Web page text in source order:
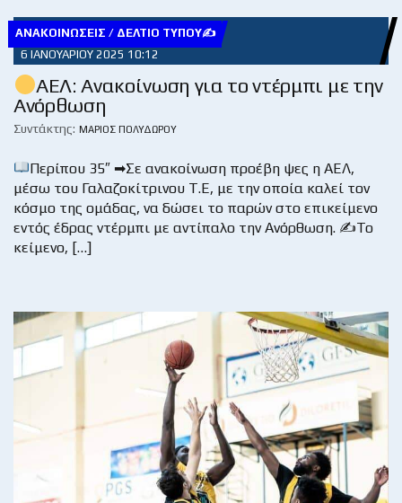
ΑΝΑΚΟΙΝΏΣΕΙΣ / ΔΕΛΤΊΟ ΤΎΠΟΥ✍
6 ΙΑΝΟΥΑΡΊΟΥ 2025 10:12
ΑΕΛ: Ανακοίνωση για το ντέρμπι με την
Ανόρθωση
Συντάκτης: ΜΆΡΙΟΣ ΠΟΛΥΔΏΡΟΥ
Περίπου 35″ ➡Σε ανακοίνωση προέβη ψες η ΑΕΛ,
μέσω του Γαλαζοκίτρινου Τ.Ε, με την οποία καλεί τον
κόσμο της ομάδας, να δώσει το παρών στο επικείμενο
εντός έδρας ντέρμπι με αντίπαλο την Ανόρθωση. ✍Το
κείμενο, […]